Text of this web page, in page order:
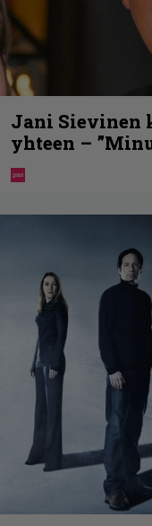
Jani Sievinen
yhteen –